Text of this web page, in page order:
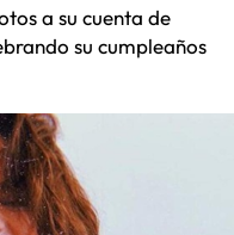
a su cuenta de
su cumpleaños